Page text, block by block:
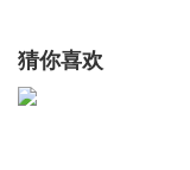
猜你喜欢